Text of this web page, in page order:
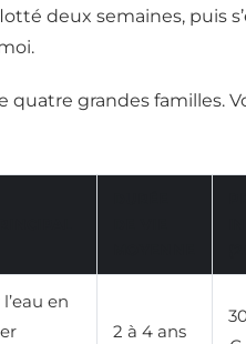
deux semaines, puis
quatre grandes familles.
en
2 à 4 ans